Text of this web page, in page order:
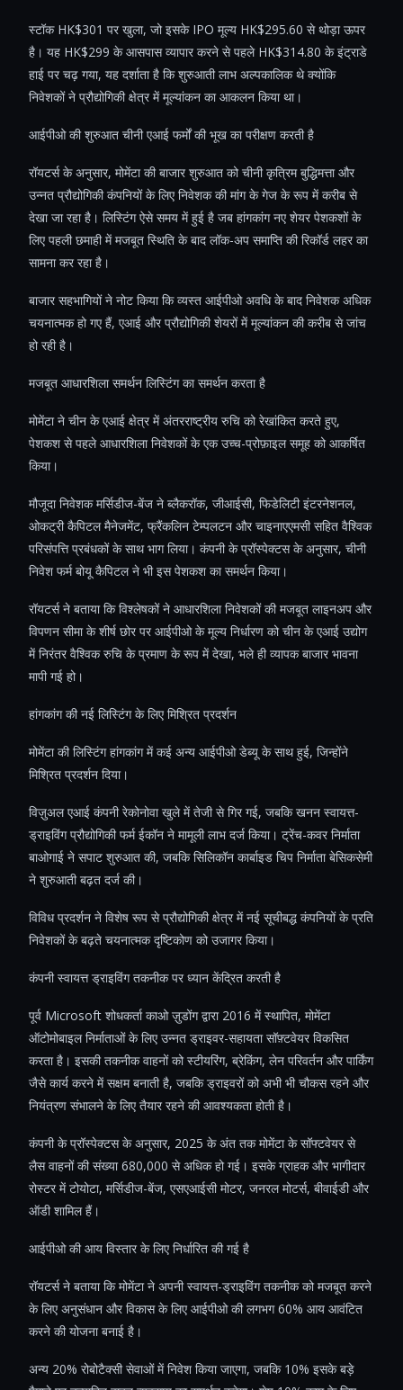
स्टॉक HK$301 पर खुला, जो इसके IPO मूल्य HK$295.60 से थोड़ा ऊपर
है। यह HK$299 के आसपास व्यापार करने से पहले HK$314.80 के इंट्राडे
हाई पर चढ़ गया, यह दर्शाता है कि शुरुआती लाभ अल्पकालिक थे क्योंकि
निवेशकों ने प्रौद्योगिकी क्षेत्र में मूल्यांकन का आकलन किया था।
आईपीओ की शुरुआत चीनी एआई फर्मों की भूख का परीक्षण करती है
रॉयटर्स के अनुसार, मोमेंटा की बाजार शुरुआत को चीनी कृत्रिम बुद्धिमत्ता और
उन्नत प्रौद्योगिकी कंपनियों के लिए निवेशक की मांग के गेज के रूप में करीब से
देखा जा रहा है। लिस्टिंग ऐसे समय में हुई है जब हांगकांग नए शेयर पेशकशों के
लिए पहली छमाही में मजबूत स्थिति के बाद लॉक-अप समाप्ति की रिकॉर्ड लहर का
सामना कर रहा है।
बाजार सहभागियों ने नोट किया कि व्यस्त आईपीओ अवधि के बाद निवेशक अधिक
चयनात्मक हो गए हैं, एआई और प्रौद्योगिकी शेयरों में मूल्यांकन की करीब से जांच
हो रही है।
मजबूत आधारशिला समर्थन लिस्टिंग का समर्थन करता है
मोमेंटा ने चीन के एआई क्षेत्र में अंतरराष्ट्रीय रुचि को रेखांकित करते हुए,
पेशकश से पहले आधारशिला निवेशकों के एक उच्च-प्रोफ़ाइल समूह को आकर्षित
किया।
मौजूदा निवेशक मर्सिडीज-बेंज ने ब्लैकरॉक, जीआईसी, फिडेलिटी इंटरनेशनल,
ओकट्री कैपिटल मैनेजमेंट, फ्रैंकलिन टेम्पलटन और चाइनाएएमसी सहित वैश्विक
परिसंपत्ति प्रबंधकों के साथ भाग लिया। कंपनी के प्रॉस्पेक्टस के अनुसार, चीनी
निवेश फर्म बोयू कैपिटल ने भी इस पेशकश का समर्थन किया।
रॉयटर्स ने बताया कि विश्लेषकों ने आधारशिला निवेशकों की मजबूत लाइनअप और
विपणन सीमा के शीर्ष छोर पर आईपीओ के मूल्य निर्धारण को चीन के एआई उद्योग
में निरंतर वैश्विक रुचि के प्रमाण के रूप में देखा, भले ही व्यापक बाजार भावना
मापी गई हो।
हांगकांग की नई लिस्टिंग के लिए मिश्रित प्रदर्शन
मोमेंटा की लिस्टिंग हांगकांग में कई अन्य आईपीओ डेब्यू के साथ हुई, जिन्होंने
मिश्रित प्रदर्शन दिया।
विज़ुअल एआई कंपनी रेकोनोवा खुले में तेजी से गिर गई, जबकि खनन स्वायत्त-
ड्राइविंग प्रौद्योगिकी फर्म ईकॉन ने मामूली लाभ दर्ज किया। ट्रेंच-कवर निर्माता
बाओगाई ने सपाट शुरुआत की, जबकि सिलिकॉन कार्बाइड चिप निर्माता बेसिकसेमी
ने शुरुआती बढ़त दर्ज की।
विविध प्रदर्शन ने विशेष रूप से प्रौद्योगिकी क्षेत्र में नई सूचीबद्ध कंपनियों के प्रति
निवेशकों के बढ़ते चयनात्मक दृष्टिकोण को उजागर किया।
कंपनी स्वायत्त ड्राइविंग तकनीक पर ध्यान केंद्रित करती है
पूर्व Microsoft शोधकर्ता काओ ज़ुडोंग द्वारा 2016 में स्थापित, मोमेंटा
ऑटोमोबाइल निर्माताओं के लिए उन्नत ड्राइवर-सहायता सॉफ़्टवेयर विकसित
करता है। इसकी तकनीक वाहनों को स्टीयरिंग, ब्रेकिंग, लेन परिवर्तन और पार्किंग
जैसे कार्य करने में सक्षम बनाती है, जबकि ड्राइवरों को अभी भी चौकस रहने और
नियंत्रण संभालने के लिए तैयार रहने की आवश्यकता होती है।
कंपनी के प्रॉस्पेक्टस के अनुसार, 2025 के अंत तक मोमेंटा के सॉफ्टवेयर से
लैस वाहनों की संख्या 680,000 से अधिक हो गई। इसके ग्राहक और भागीदार
रोस्टर में टोयोटा, मर्सिडीज-बेंज, एसएआईसी मोटर, जनरल मोटर्स, बीवाईडी और
ऑडी शामिल हैं।
आईपीओ की आय विस्तार के लिए निर्धारित की गई है
रॉयटर्स ने बताया कि मोमेंटा ने अपनी स्वायत्त-ड्राइविंग तकनीक को मजबूत करने
के लिए अनुसंधान और विकास के लिए आईपीओ की लगभग 60% आय आवंटित
करने की योजना बनाई है।
अन्य 20% रोबोटैक्सी सेवाओं में निवेश किया जाएगा, जबकि 10% इसके बड़े